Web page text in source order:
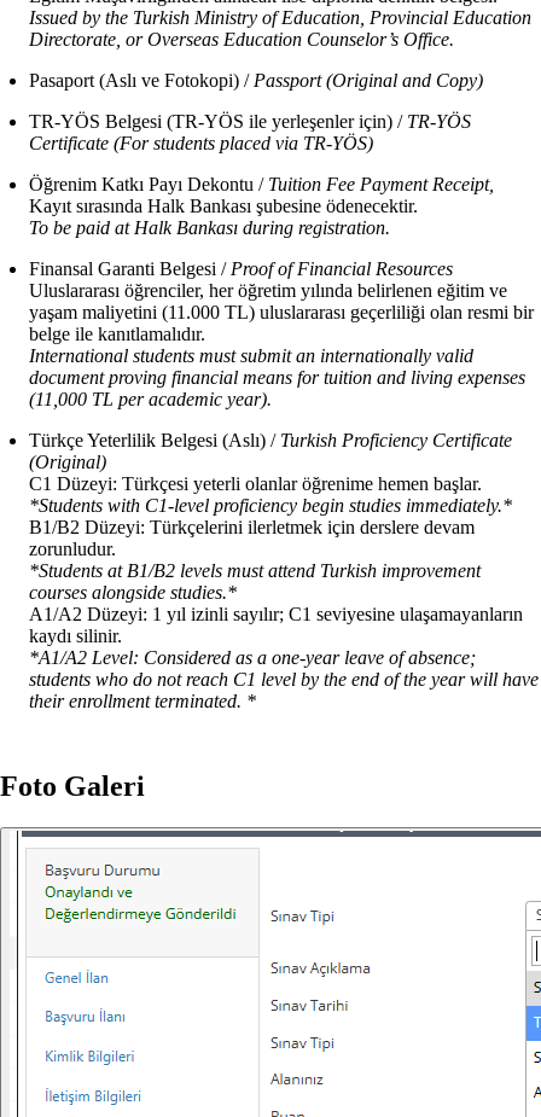
Issued by the Turkish Ministry of Education, Provincial Education
Directorate, or Overseas Education Counselor’s Office.
Pasaport (Aslı ve Fotokopi) / Passport (Original and Copy)
TR-YÖS Belgesi (TR-YÖS ile yerleşenler için) / TR-YÖS
Certificate (For students placed via TR-YÖS)
Öğrenim Katkı Payı Dekontu / Tuition Fee Payment Receipt,
Kayıt sırasında Halk Bankası şubesine ödenecektir.
To be paid at Halk Bankası during registration.
Finansal Garanti Belgesi / Proof of Financial Resources
Uluslararası öğrenciler, her öğretim yılında belirlenen eğitim ve
yaşam maliyetini (11.000 TL) uluslararası geçerliliği olan resmi bir
belge ile kanıtlamalıdır.
International students must submit an internationally valid
document proving financial means for tuition and living expenses
(11,000 TL per academic year).
Türkçe Yeterlilik Belgesi (Aslı) / Turkish Proficiency Certificate
(Original)
C1 Düzeyi: Türkçesi yeterli olanlar öğrenime hemen başlar.
*Students with C1-level proficiency begin studies immediately.*
B1/B2 Düzeyi: Türkçelerini ilerletmek için derslere devam
zorunludur.
*Students at B1/B2 levels must attend Turkish improvement
courses alongside studies.*
A1/A2 Düzeyi: 1 yıl izinli sayılır; C1 seviyesine ulaşamayanların
kaydı silinir.
*A1/A2 Level: Considered as a one-year leave of absence;
students who do not reach C1 level by the end of the year will have
their enrollment terminated. *
Foto Galeri